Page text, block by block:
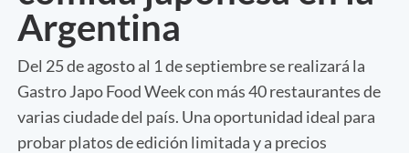
Argentina
Del 25 de agosto al 1 de septiembre se realizará la
Gastro Japo Food Week con más 40 restaurantes de
varias ciudade del país. Una oportunidad ideal para
probar platos de edición limitada y a precios